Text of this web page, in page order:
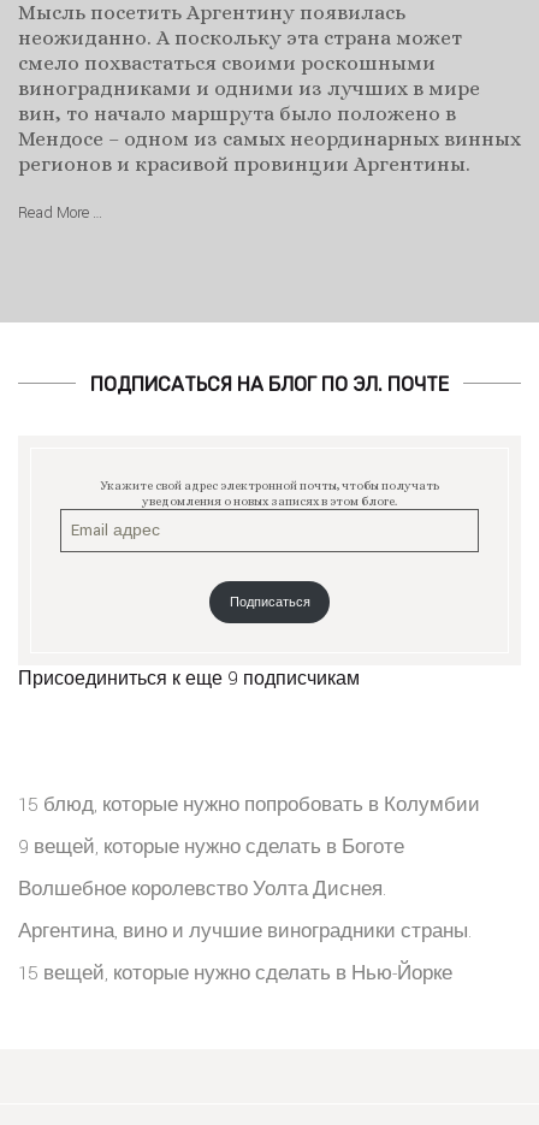
Мысль посетить Аргентину появилась
неожиданно. А поскольку эта страна может
смело похвастаться своими роскошными
виноградниками и одними из лучших в мире
вин, то начало маршрута было положено в
Мендосе – одном из самых неординарных винных
регионов и красивой провинции Аргентины.
Read More …
ПОДПИСАТЬСЯ НА БЛОГ ПО ЭЛ. ПОЧТЕ
Укажите свой адрес электронной почты, чтобы получать
уведомления о новых записях в этом блоге.
Подписаться
Присоединиться к еще 9 подписчикам
15 блюд, которые нужно попробовать в Колумбии
9 вещей, которые нужно сделать в Боготе
Волшебное королевство Уолта Диснея.
Аргентина, вино и лучшие виноградники страны.
15 вещей, которые нужно сделать в Нью-Йорке